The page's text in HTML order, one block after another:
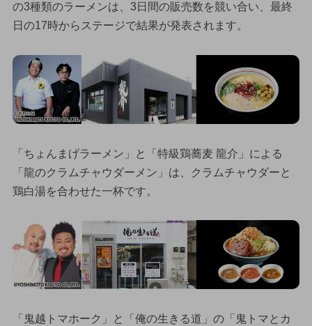
の3種類のラーメンは、3日間の販売数を競い合い、最終
日の17時からステージで結果が発表されます。
「ちょんまげラーメン」と「特級鶏蕎麦 龍介」による
「龍のクラムチャウダーメン」は、クラムチャウダーと
鶏白湯を合わせた一杯です。
「鬼越トマホーク」と「俺の生きる道」の「鬼トマとカ